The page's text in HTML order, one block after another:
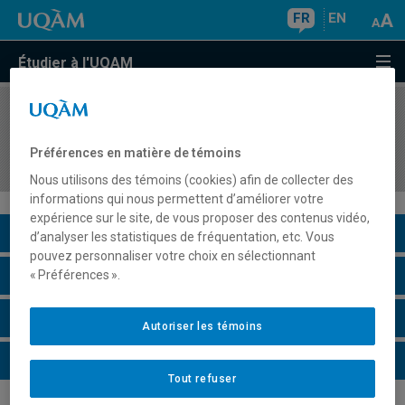
FR EN
Étudier à l'UQAM
COURS//
sociaux, éthiques et environnementaux
Description du cours
Horaire - Été 2026
Horaire - Automne 2026
Horaire - Hiver 2027
Préférences en matière de témoins
Nous utilisons des témoins (cookies) afin de collecter des
informations qui nous permettent d’améliorer votre
expérience sur le site, de vous proposer des contenus vidéo,
d’analyser les statistiques de fréquentation, etc. Vous
pouvez personnaliser votre choix en sélectionnant
« Préférences ».
Tout refuser
Autoriser les témoins